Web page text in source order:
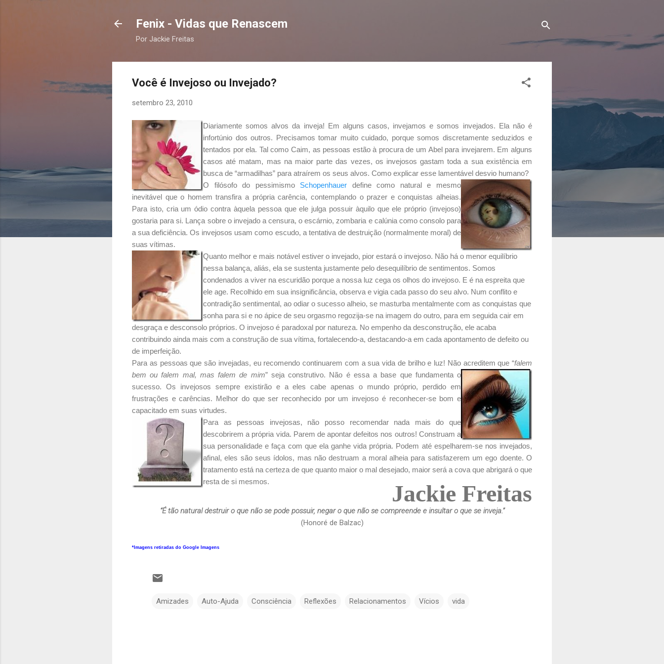
Fenix - Vidas que Renascem
Por Jackie Freitas
Você é Invejoso ou Invejado?
setembro 23, 2010
Diariamente somos alvos da inveja! Em alguns casos, invejamos e somos invejados. Ela não é
infortúnio dos outros. Precisamos tomar muito cuidado, porque somos discretamente seduzidos e
tentados por ela. Tal como Caim, as pessoas estão à procura de um Abel para invejarem. Em alguns
casos até matam, mas na maior parte das vezes, os invejosos gastam toda a sua existência em
busca de “armadilhas” para atraírem os seus alvos. Como explicar esse lamentável desvio humano?
O filósofo do pessimismo Schopenhauer define como natural e mesmo
inevitável que o homem transfira a própria carência, contemplando o prazer e conquistas alheias.
Para isto, cria um ódio contra àquela pessoa que ele julga possuir àquilo que ele próprio (invejoso)
gostaria para si. Lança sobre o invejado a censura, o escárnio, zombaria e calúnia como consolo para
a sua deficiência. Os invejosos usam como escudo, a tentativa de destruição (normalmente moral) de
suas vítimas.
Quanto melhor e mais notável estiver o invejado, pior estará o invejoso. Não há o menor equilíbrio
nessa balança, aliás, ela se sustenta justamente pelo desequilíbrio de sentimentos. Somos
condenados a viver na escuridão porque a nossa luz cega os olhos do invejoso. E é na espreita que
ele age. Recolhido em sua insignificância, observa e vigia cada passo do seu alvo. Num conflito e
contradição sentimental, ao odiar o sucesso alheio, se masturba mentalmente com as conquistas que
sonha para si e no ápice de seu orgasmo regozija-se na imagem do outro, para em seguida cair em
desgraça e desconsolo próprios. O invejoso é paradoxal por natureza. No empenho da desconstrução, ele acaba
contribuindo ainda mais com a construção de sua vítima, fortalecendo-a, destacando-a em cada apontamento de defeito ou
de imperfeição.
Para as pessoas que são invejadas, eu recomendo continuarem com a sua vida de brilho e luz! Não acreditem que “falem
bem ou falem mal, mas falem de mim” seja construtivo. Não é essa a base que fundamenta o
sucesso. Os invejosos sempre existirão e a eles cabe apenas o mundo próprio, perdido em
frustrações e carências. Melhor do que ser reconhecido por um invejoso é reconhecer-se bom e
capacitado em suas virtudes.
Para as pessoas invejosas, não posso recomendar nada mais do que
descobrirem a própria vida. Parem de apontar defeitos nos outros! Construam a
sua personalidade e faça com que ela ganhe vida própria. Podem até espelharem-se nos invejados,
afinal, eles são seus ídolos, mas não destruam a moral alheia para satisfazerem um ego doente. O
tratamento está na certeza de que quanto maior o mal desejado, maior será a cova que abrigará o que
resta de si mesmos.
Jackie Freitas
“É tão natural destruir o que não se pode possuir, negar o que não se compreende e insultar o que se inveja.”
(Honoré de Balzac)
*Imagens retiradas do Google Imagens
Amizades Auto-Ajuda Consciência Reflexões Relacionamentos Vícios vida